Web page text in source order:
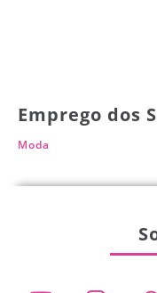
Emprego dos
Moda